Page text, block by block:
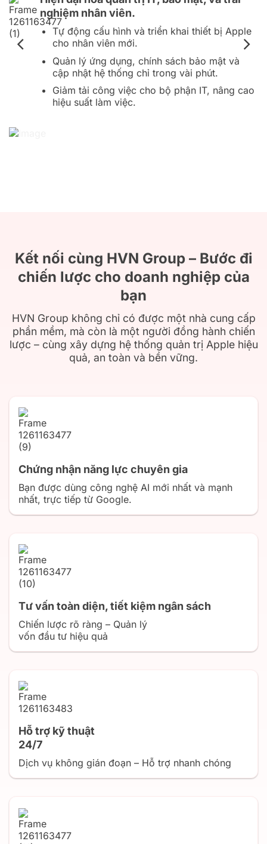
nghiệm nhân viên.
Tự động cấu hình và triển khai thiết bị Apple
cho nhân viên mới.
Quản lý ứng dụng, chính sách bảo mật và
cập nhật hệ thống chỉ trong vài phút.
Giảm tải công việc cho bộ phận IT, nâng cao
hiệu suất làm việc.
Kết nối cùng HVN Group – Bước đi
chiến lược cho doanh nghiệp của
bạn
HVN Group không chỉ có được một nhà cung cấp
phần mềm, mà còn là một người đồng hành chiến
lược – cùng xây dựng hệ thống quản trị Apple hiệu
quả, an toàn và bền vững.
Chứng nhận năng lực chuyên gia
Bạn được dùng công nghệ AI mới nhất và mạnh
nhất, trực tiếp từ Google.
Tư vấn toàn diện, tiết kiệm ngân sách
Chiến lược rõ ràng – Quản lý
vốn đầu tư hiệu quả
Hỗ trợ kỹ thuật
24/7
Dịch vụ không gián đoạn – Hỗ trợ nhanh chóng